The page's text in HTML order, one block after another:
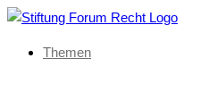
Themen